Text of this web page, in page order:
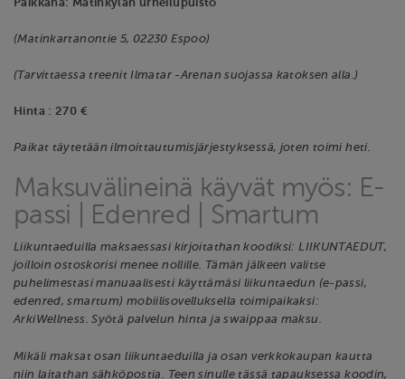
(Matinkartanontie 5, 02230 Espoo)
(Tarvittaessa treenit Ilmatar -Arenan suojassa katoksen alla.)
Hinta : 270 €
Paikat täytetään ilmoittautumisjärjestyksessä, joten toimi heti.
Maksuvälineinä käyvät myös: E-
passi | Edenred | Smartum
Liikuntaeduilla maksaessasi kirjoitathan koodiksi: LIIKUNTAEDUT,
joilloin ostoskorisi menee nollille. Tämän jälkeen valitse
puhelimestasi manuaalisesti käyttämäsi liikuntaedun (e-passi,
edenred, smartum) mobiilisovelluksella toimipaikaksi:
ArkiWellness. Syötä palvelun hinta ja swaippaa maksu.
Mikäli maksat osan liikuntaeduilla ja osan verkkokaupan kautta
niin laitathan sähköpostia. Teen sinulle tässä tapauksessa koodin,